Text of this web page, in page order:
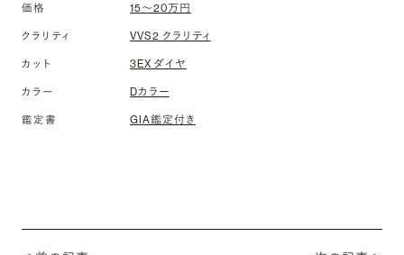
価格 15〜20万円
クラリティ VVS2 クラリティ
カット 3EX ダイヤ
カラー Dカラー
鑑定書 GIA鑑定付き